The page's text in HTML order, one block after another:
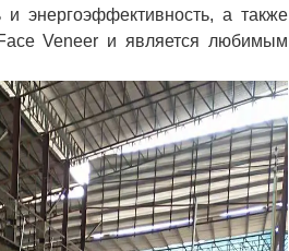
энергоэффективность, а также
Veneer и является любимым